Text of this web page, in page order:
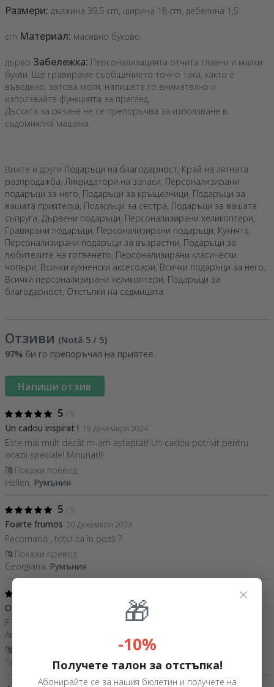
Размери: дължина 39,5 cm, ширина 18 cm, дебелина 1,5
cm Материал: масивно буково
дърво Забележка: Персонализацията отчита главни и малки
букви. Ще гравираме съобщението точно така, както е
въведено, затова моля, напишете го внимателно и
използвайте функцията за преглед.
Дъската за рязане не се препоръчва за използване в
съдомиялна машина.
Вижте и други Подаръци на благодарност, Край на лятната
разпродажба, Ликвидатори на запаси, Персонализирани
подаръци за него, Подаръци за кръщелници, Подаръци за
вашата приятелка, Подаръци за сестра, Подаръци за вашата
съпруга, Дървени подаръци, Персонализирани хеликоптери,
Гравирани подаръци, Персонализирани подаръци, Кухнята,
Персонализирани подаръци за възрастни, Подаръци за
любителите на готвенето, Персонализирани класически
чопъри, Всички кухненски аксесоари, Всички подаръци за него,
Всички персонализирани хеликоптери, Подаръци за
благодарност, Отстъпки на седмицата.
Отзиви (Notă 5 / 5)
97% би го препоръчал на приятел
Напиши отзив
5 / 5
Un cadou inspirat ! 19 Декември 2024
Este mai mult decât m-am așteptat! Un cadou potrivit pentru
ocazii speciale! Minunat!!!
Покажи превод
Hellen, Румъния
5 / 5
Foarte frumos 20 Декември 2023
Recomand , totul ca în poză ?
Покажи превод
Georgiana, Румъния
O achizitie excelenta 18 Юли 2023
F multumit de acest tocator . Material f rezistent si de calitate .
Arata exact ca in poza .
Tavi,
Румъния
×
🎁
-10%
Получете талон за отстъпка!
Абонирайте се за нашия бюлетин и получете на